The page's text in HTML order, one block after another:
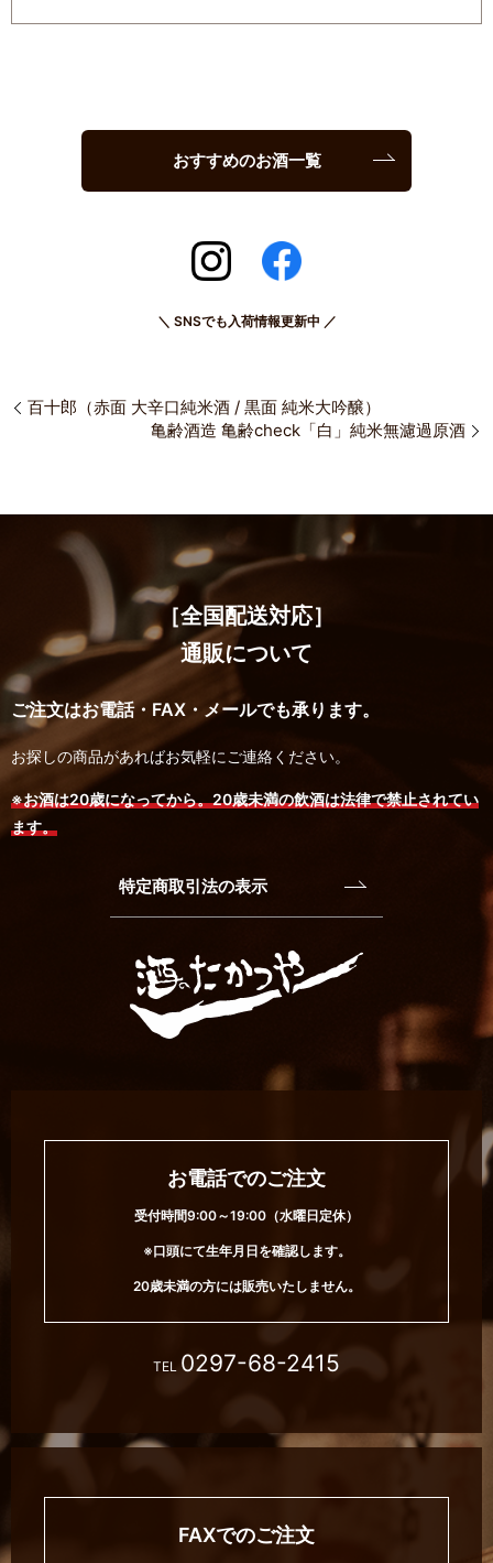
おすすめのお酒一覧
＼ SNSでも入荷情報更新中 ／
百十郎（赤面 大辛口純米酒 / 黒面 純米大吟醸）
亀齢酒造 亀齢check「白」純米無濾過原酒
［全国配送対応］
通販について
ご注文はお電話・FAX・メールでも承ります。
お探しの商品があればお気軽にご連絡ください。
※お酒は20歳になってから。20歳未満の飲酒は法律で禁止されてい
ます。
特定商取引法の表示
お電話でのご注文
受付時間9:00～19:00（水曜日定休）
※口頭にて生年月日を確認します。
20歳未満の方には販売いたしません。
TEL 0297-68-2415
FAXでのご注文